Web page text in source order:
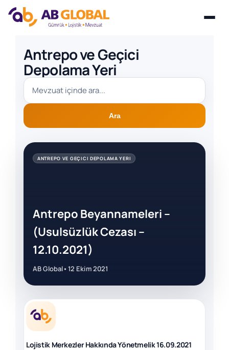
content
Antrepo ve Geçici
Depolama Yeri
Ara
ANTREPO VE GEÇICI DEPOLAMA YERI
Antrepo Beyannameleri –
(Usulsüzlük Cezası –
12.10.2021)
AB Global• 12 Ekim 2021
Lojistik Merkezler Hakkında Yönetmelik 16.09.2021